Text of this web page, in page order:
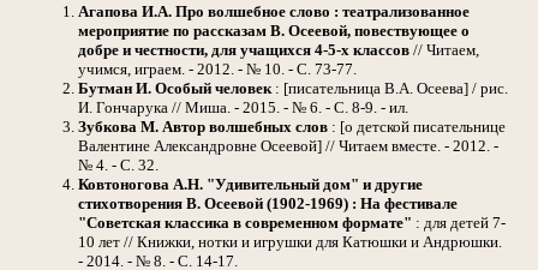
Агапова И.А. Про волшебное слово : театрализованное
мероприятие по рассказам В. Осеевой, повествующее о
добре и честности, для учащихся 4-5-х классов // Читаем,
учимся, играем. - 2012. - № 10. - С. 73-77.
Бутман И. Особый человек : [писательница В.А. Осеева] / рис.
И. Гончарука // Миша. - 2015. - № 6. - С. 8-9. - ил.
Зубкова М. Автор волшебных слов : [о детской писательнице
Валентине Александровне Осеевой] // Читаем вместе. - 2012. -
№ 4. - С. 32.
Ковтоногова А.Н. "Удивительный дом" и другие
стихотворения В. Осеевой (1902-1969) : На фестивале
"Советская классика в современном формате" : для детей 7-
10 лет // Книжки, нотки и игрушки для Катюшки и Андрюшки.
- 2014. - № 8. - С. 14-17.